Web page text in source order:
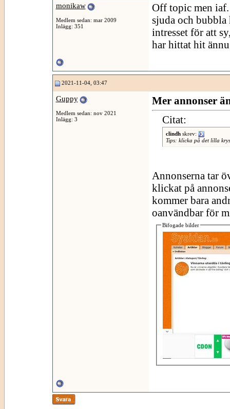
monikaw
Medlem sedan: mar 2009
Inlägg: 351
Off topic men
sjuda och bubbla
intresset för att
har hittat hit
2021-11-04, 03:47
Guppy
Medlem sedan: nov 2021
Inlägg: 3
Mer annonser
Citat:
clindhskrev:
Tips: klicka på det lilla
Annonserna tar
klickat på
kommer bara
oanvändbar för
Bifogade bilder